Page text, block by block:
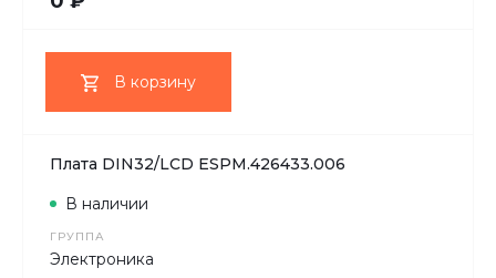
В корзину
Плата DIN32/LCD ESPM.426433.006
ГРУППА
Электроника
В наличии